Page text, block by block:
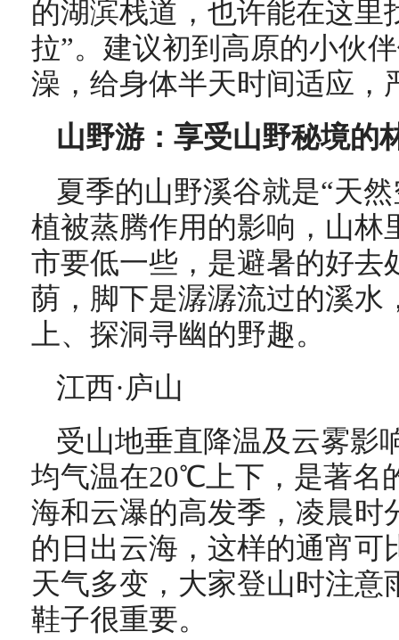
的湖滨栈道，也许能在这里
拉”。建议初到高原的小伙
澡，给身体半天时间适应，
山野游：享受山野秘境的
夏季的山野溪谷就是“天
植被蒸腾作用的影响，山林
市要低一些，是避暑的好去
荫，脚下是潺潺流过的溪水
上、探洞寻幽的野趣。
江西·庐山
受山地垂直降温及云雾影
均气温在20℃上下，是著名
海和云瀑的高发季，凌晨时
的日出云海，这样的通宵可
天气多变，大家登山时注意
鞋子很重要。